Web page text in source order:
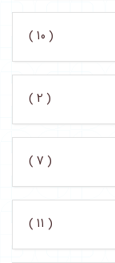
( 10 )
( 2 )
( 7 )
( 11 )